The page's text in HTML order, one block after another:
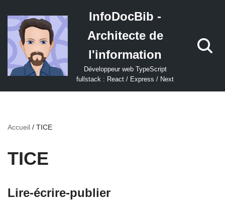
Aller
au
contenu
InfoDocBib -
Architecte de
l'information
Développeur web TypeScript
fullstack : React / Express / Next
Accueil / TICE
TICE
Lire-écrire-publier